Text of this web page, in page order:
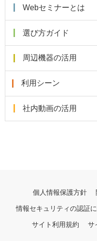
Webセミナーとは
選び方ガイド
周辺機器の活用
利用シーン
社内動画の活用
個人情報保護方針
情報セキュリティの認証
サイト利用規約 サ